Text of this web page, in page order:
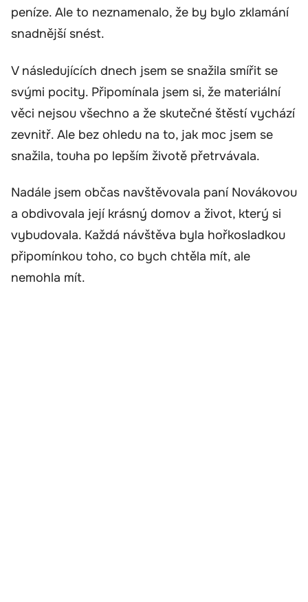
peníze. Ale to neznamenalo, že by bylo zklamání
snadnější snést.
V následujících dnech jsem se snažila smířit se
svými pocity. Připomínala jsem si, že materiální
věci nejsou všechno a že skutečné štěstí vychází
zevnitř. Ale bez ohledu na to, jak moc jsem se
snažila, touha po lepším životě přetrvávala.
Nadále jsem občas navštěvovala paní Novákovou
a obdivovala její krásný domov a život, který si
vybudovala. Každá návštěva byla hořkosladkou
připomínkou toho, co bych chtěla mít, ale
nemohla mít.